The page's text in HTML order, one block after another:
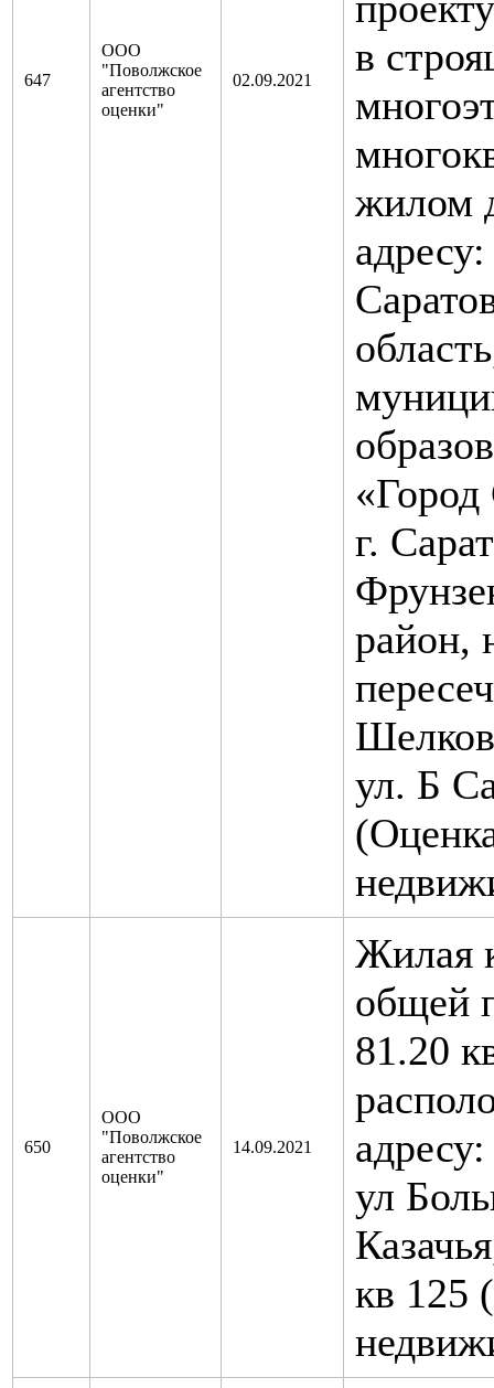
647
ООО
"Поволжское
агентство
оценки"
02.09.2021
в
жилом
адресу:
«Город
г.
район,
ул. Б
650
ООО
"Поволжское
агентство
оценки"
14.09.2021
Жилая
общей
81.20
ул
кв 125